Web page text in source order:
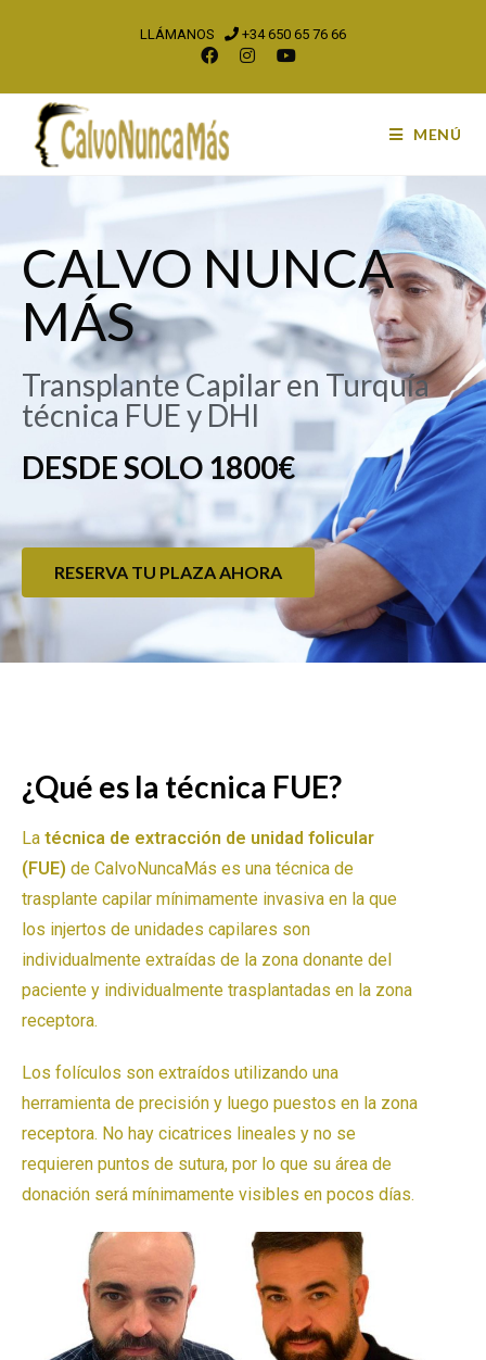
LLÁMANOS +34 650 65 76 66
MENÚ
CALVO NUNCA
MÁS
Transplante Capilar en Turquía
técnica FUE y DHI
DESDE SOLO 1800€
RESERVA TU PLAZA AHORA
¿Qué es la técnica FUE?
La técnica de extracción de unidad folicular
(FUE) de CalvoNuncaMás es una técnica de
trasplante capilar mínimamente invasiva en la que
los injertos de unidades capilares son
individualmente extraídas de la zona donante del
paciente y individualmente trasplantadas en la zona
receptora.
Los folículos son extraídos utilizando una
herramienta de precisión y luego puestos en la zona
receptora. No hay cicatrices lineales y no se
requieren puntos de sutura, por lo que su área de
donación será mínimamente visibles en pocos días.